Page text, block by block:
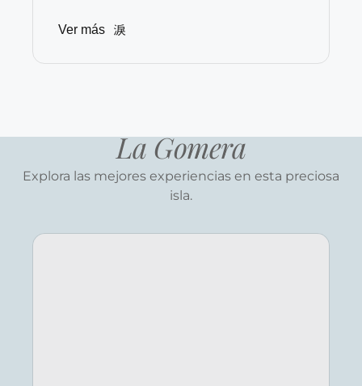
Ver más
La Gomera
Explora las mejores experiencias en esta preciosa
isla.